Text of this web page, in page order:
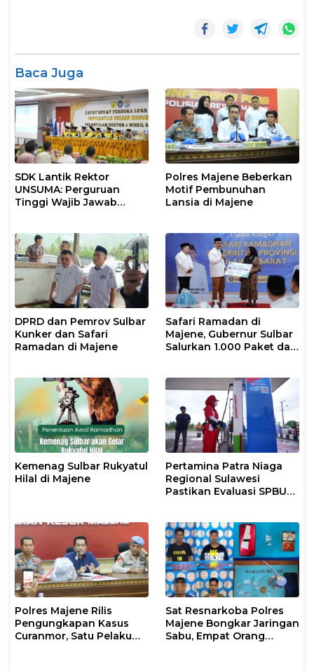
Baca Juga
SDK Lantik Rektor
UNSUMA: Perguruan
Tinggi Wajib Jawab
Polres Majene Beberkan
Motif Pembunuhan
Lansia di Majene
DPRD dan Pemrov Sulbar
Kunker dan Safari
Ramadan di Majene
Safari Ramadan di
Majene, Gubernur Sulbar
Salurkan 1.000 Paket dan
Kemenag Sulbar Rukyatul
Hilal di Majene
Pertamina Patra Niaga
Regional Sulawesi
Pastikan Evaluasi SPBU
Terjaga
Polres Majene Rilis
Pengungkapan Kasus
Curanmor, Satu Pelaku
Sat Resnarkoba Polres
Majene Bongkar Jaringan
Sabu, Empat Orang